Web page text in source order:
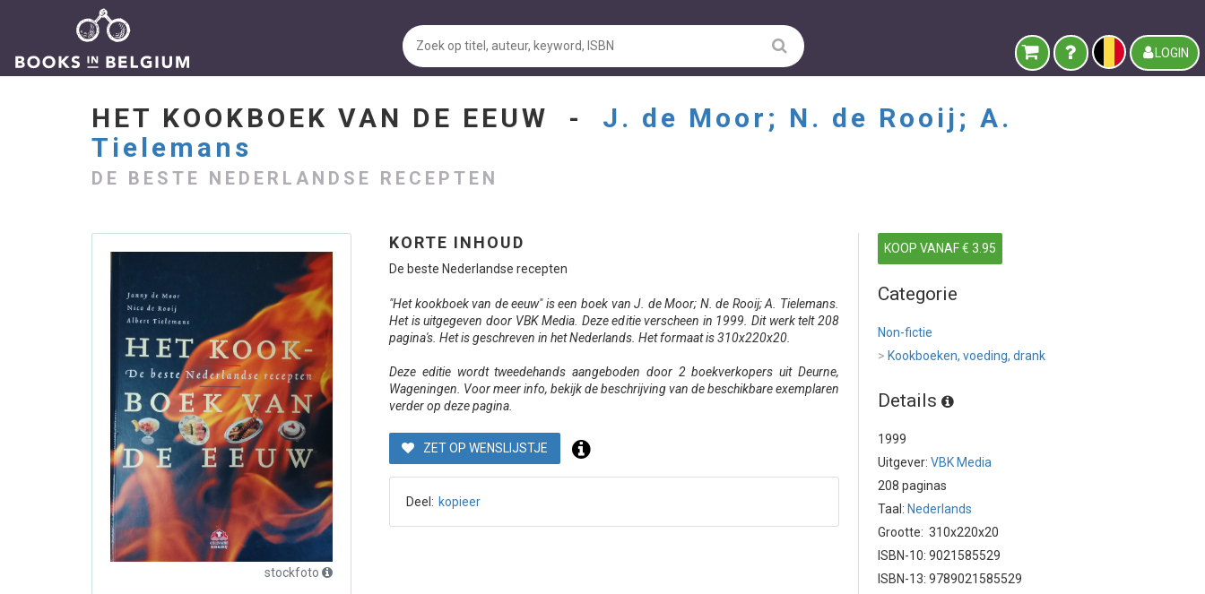
LOGIN
HET KOOKBOEK VAN DE EEUW - J. de Moor; N. de Rooij; A.
Tielemans
DE BESTE NEDERLANDSE RECEPTEN
stockfoto
KORTE INHOUD
De beste Nederlandse recepten
"Het kookboek van de eeuw" is een boek van J. de Moor; N. de Rooij; A. Tielemans.
Het is uitgegeven door VBK Media. Deze editie verscheen in 1999. Dit werk telt 208
pagina's. Het is geschreven in het Nederlands. Het formaat is 310x220x20.
Deze editie wordt tweedehands aangeboden door 2 boekverkopers uit Deurne,
Wageningen. Voor meer info, bekijk de beschrijving van de beschikbare exemplaren
verder op deze pagina.
ZET OP WENSLIJSTJE
Deel: kopieer
KOOP VANAF € 3.95
Categorie
Non-fictie
> Kookboeken, voeding, drank
Details
1999
Uitgever: VBK Media
208 paginas
Taal: Nederlands
Grootte: 310x220x20
ISBN-10: 9021585529
ISBN-13: 9789021585529